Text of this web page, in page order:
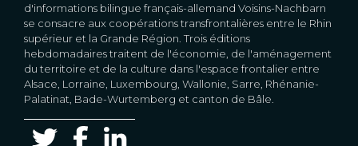
d'informations bilingue français-allemand Voisins-Nachbarn
se consacre aux coopérations transfrontalières entre le Rhin
supérieur et la Grande Région. Trois éditions
hebdomadaires traitent de l'économie, de l'aménagement
du territoire et de la culture dans l'espace frontalier entre
Alsace, Lorraine, Luxembourg, Wallonie, Sarre, Rhénanie-
Palatinat, Bade-Wurtemberg et canton de Bâle.